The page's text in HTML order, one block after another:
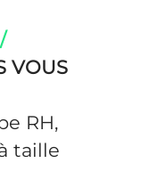
VOUS
RH,
taille